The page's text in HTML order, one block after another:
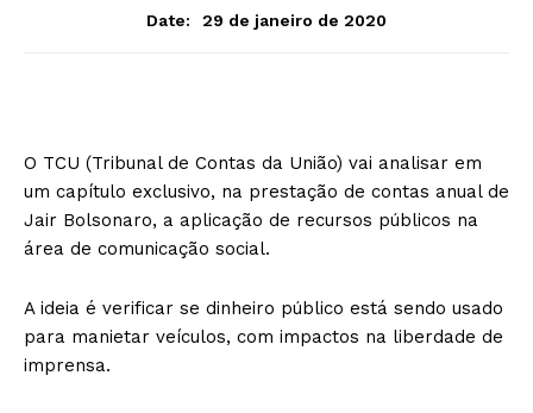
Date:
29 de janeiro de 2020
O TCU (Tribunal de Contas da União) vai analisar em
um capítulo exclusivo, na prestação de contas anual de
Jair Bolsonaro, a aplicação de recursos públicos na
área de comunicação social.
A ideia é verificar se dinheiro público está sendo usado
para manietar veículos, com impactos na liberdade de
imprensa.